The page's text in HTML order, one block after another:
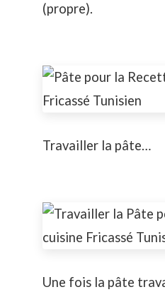
(propre).
Travailler la pâte…
Une fois la pâte